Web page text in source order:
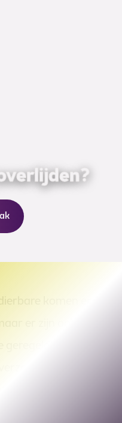
komen er
er zijn ook een
moeten
biedt u
u stap voor stap